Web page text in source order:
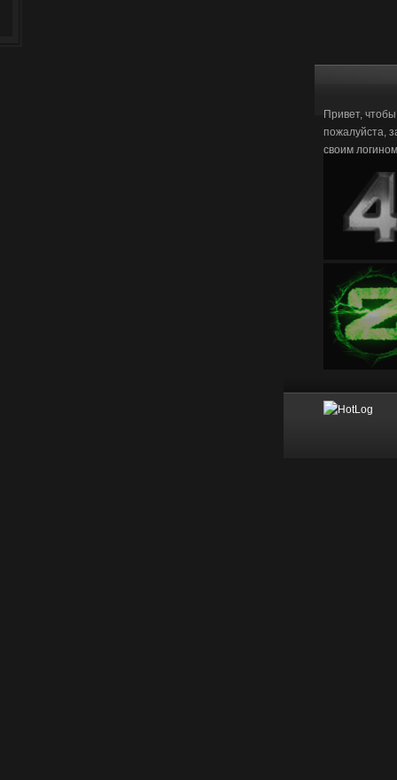
Привет,
пожалуйста,
своим логином